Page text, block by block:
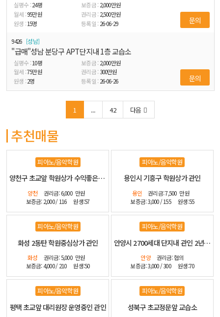
24평 2,000만원
95만원 2,500만원
15명 26-06-29 문의
9426 성남
"급매"성남 분당구 APT단지내 1층 교습소
10평 2,000만원
75만원 300만원
2명 26-06-26 문의
1 ... 42 다음
추천매물
피아노/음악학원
양천구 초교앞 학원상가 수익좋은 관인
양천 권리금: 6,000 만원
보증금: 2,000 / 116
원생:57
피아노/음악학원
용인시 기흥구 학원상가 관인
용인 권리금: 7,500 만원
보증금: 3,000 / 155
원생:55
피아노/음악학원
화성 2동탄 학원중심상가 관인
화성 권리금: 5,000 만원
보증금: 4,000 / 210
원생:50
피아노/음악학원
안양시 2700세대 단지내 관인 2년전 신설 인테리어 좋습니다
안양
권리금: 협의
보증금: 3,000 / 300
원생:70
피아노/음악학원
평택 초교앞 대리원장 운영중인 관인
피아노/음악학원
성북구 초교정문앞 교습소